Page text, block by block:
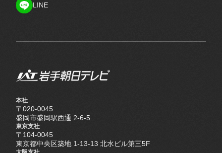
LINE
本社
〒020-0045
盛岡市盛岡駅西通 2-6-5
東京支社
〒104-0045
東京都中央区築地 1-13-13 北水ビル第三5F